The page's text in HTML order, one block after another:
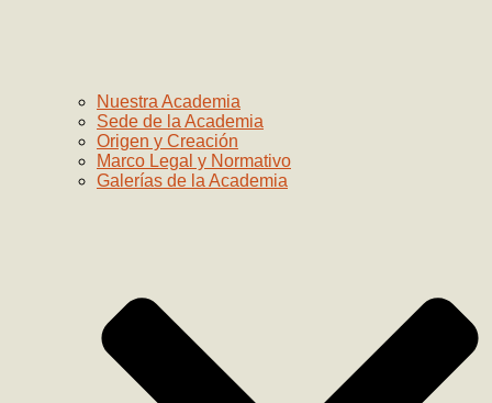
Nuestra Academia
Sede de la Academia
Origen y Creación
Marco Legal y Normativo
Galerías de la Academia